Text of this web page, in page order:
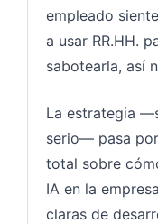
empleado
a usar RR.HH.
sabotearla, así
La estrategia
serio— pasa
total sobre
IA en la
claras de